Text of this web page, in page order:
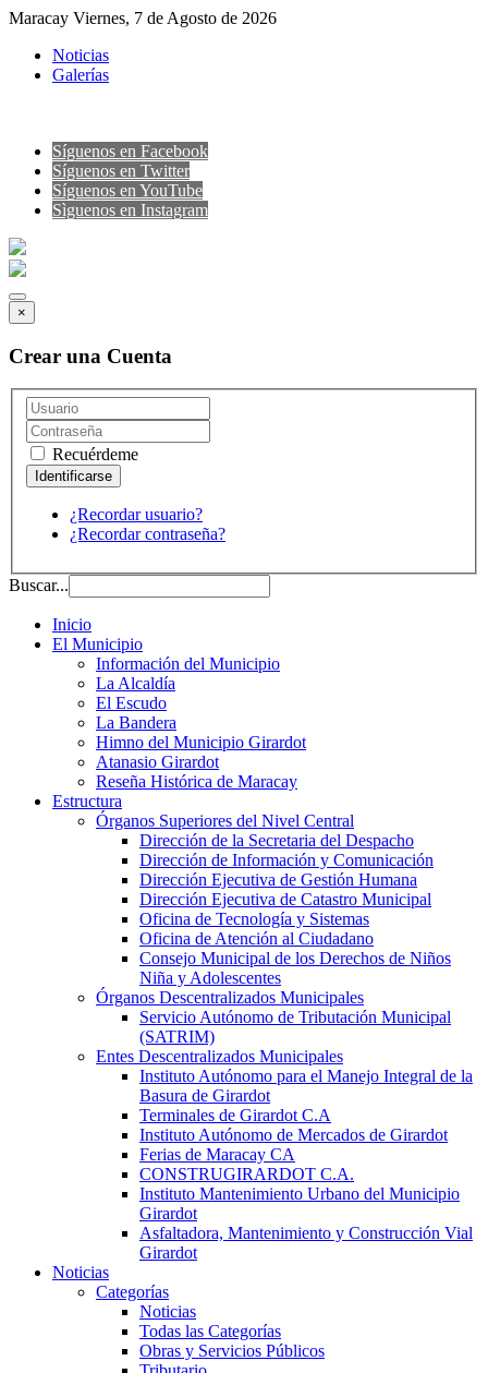
Maracay Viernes, 7 de Agosto de 2026
Noticias
Galerías
Síguenos en Facebook
Síguenos en Twitter
Síguenos en YouTube
Sìguenos en Instagram
×
Crear una Cuenta
Recuérdeme
¿Recordar usuario?
¿Recordar contraseña?
Buscar...
Inicio
El Municipio
Información del Municipio
La Alcaldía
El Escudo
La Bandera
Himno del Municipio Girardot
Atanasio Girardot
Reseña Histórica de Maracay
Estructura
Órganos Superiores del Nivel Central
Dirección de la Secretaria del Despacho
Dirección de Información y Comunicación
Dirección Ejecutiva de Gestión Humana
Dirección Ejecutiva de Catastro Municipal
Oficina de Tecnología y Sistemas
Oficina de Atención al Ciudadano
Consejo Municipal de los Derechos de Niños
Niña y Adolescentes
Órganos Descentralizados Municipales
Servicio Autónomo de Tributación Municipal
(SATRIM)
Entes Descentralizados Municipales
Instituto Autónomo para el Manejo Integral de la
Basura de Girardot
Terminales de Girardot C.A
Instituto Autónomo de Mercados de Girardot
Ferias de Maracay CA
CONSTRUGIRARDOT C.A.
Instituto Mantenimiento Urbano del Municipio
Girardot
Asfaltadora, Mantenimiento y Construcción Vial
Girardot
Noticias
Categorías
Noticias
Todas las Categorías
Obras y Servicios Públicos